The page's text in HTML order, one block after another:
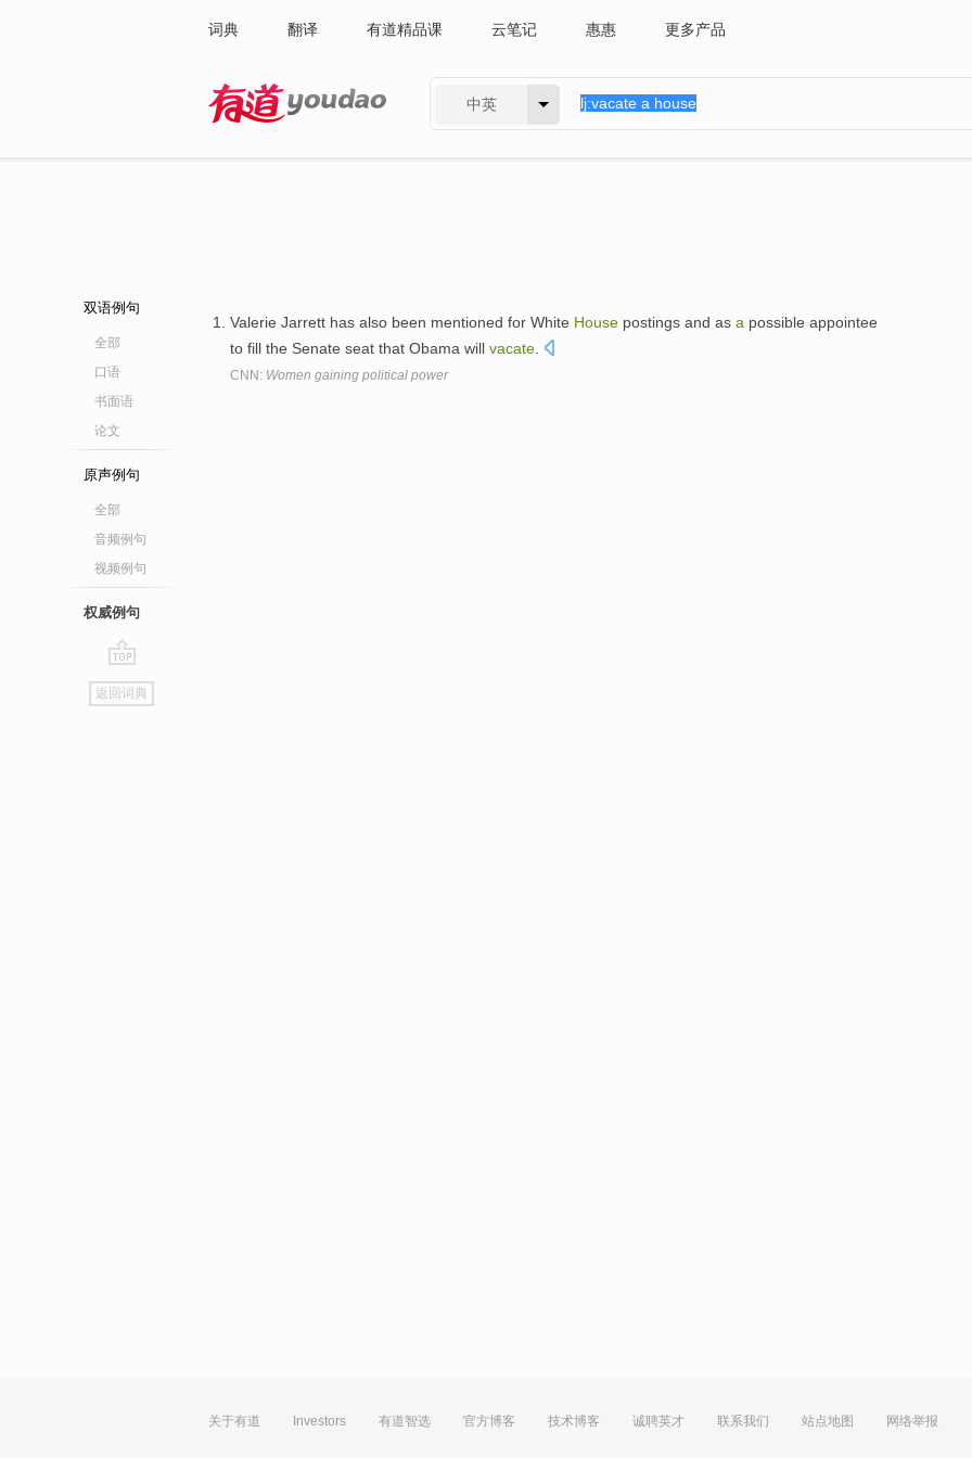
词典 翻译 有道精品课 云笔记 惠惠 更多产品
中英
双语例句
全部
口语
书面语
论文
原声例句
全部
音频例句
视频例句
权威例句
go
top
返回词典
Valerie Jarrett has also been mentioned for White House postings and as a possible appointee
to fill the Senate seat that Obama will vacate
CNN: Women gaining political power
关于有道 Investors 有道智选 官方博客 技术博客 诚聘英才 联系我们 站点地图 网络举报